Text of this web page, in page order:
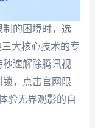
制的困境时，选
大核心技术的专
速解除腾讯视
，点击官网限
验无界观影的自